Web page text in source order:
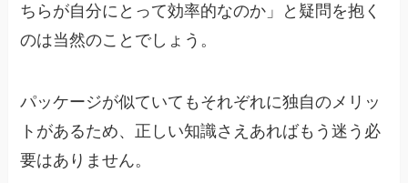
ちらが自分にとって効率的なのか」と疑問を抱く
のは当然のことでしょう。
パッケージが似ていてもそれぞれに独自のメリッ
トがあるため、正しい知識さえあればもう迷う必
要はありません。